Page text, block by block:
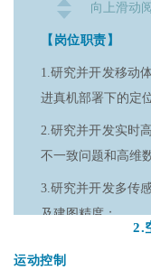
能够有效实现机
控
的教育背景；
2.
具
的研究和开发经验
3.
熟
制算法与仿真模型
4.有较好的线性代
在非线性动态系统
型进行仿真优化。
向上滑动
【岗位职责】
1.研究并开发移动
进真机部署下的定
2.研究并开发实时
不一致问题和高维
3.研究并开发多传
及建图精度；
和安全避障。
2.
运动控制